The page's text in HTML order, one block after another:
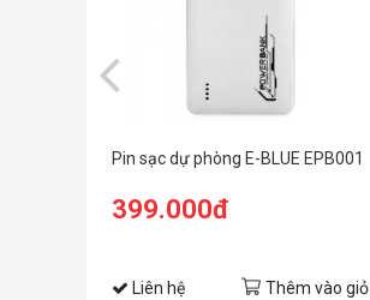
Pin sạc dự phòng E-BLUE EPB001
399.000đ
Liên hệ Thêm vào giỏ